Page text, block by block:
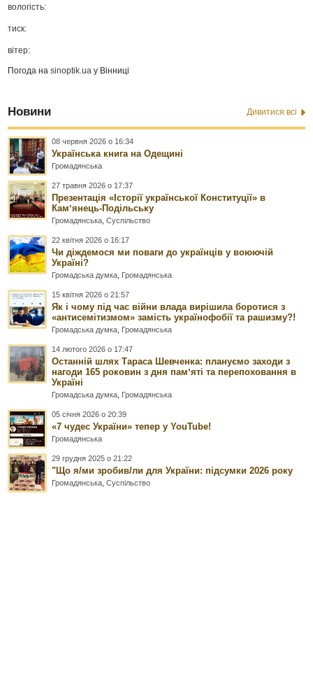
вологість:
тиск:
вітер:
Погода наsinoptik.ua у Вінниці
Новини Дивитися всі
08 червня 2026 о 16:34
Українська книга на Одещині
Громадянська
27 травня 2026 о 17:37
Презентація «Історії української Конституції» в
Камʼянець-Подільську
Громадянська ,Суспільство
22 квітня 2026 о 16:17
Чи діждемося ми поваги до українців у воюючій
Україні?
Громадська думка Громадянська
15 квітня 2026 о 21:57
Як і чому під час війни влада вирішила боротися з
«антисемітизмом» замість українофобії та рашизму?!
Громадська думка Громадянська
14 лютого 2026 о 17:47
Останній шлях Тараса Шевченка: плануємо заходи з
нагоди 165 роковин з дня памʼяті та перепоховання в
Україні
Громадська думка Громадянська
05 січня 2026 о 20:39
«7 чудес України» тепер у YouTube!
Громадянська
29 грудня 2025 о 21:22
"Що я/ми зробив/ли для України: підсумки 2026 року
Громадянська ,Суспільство